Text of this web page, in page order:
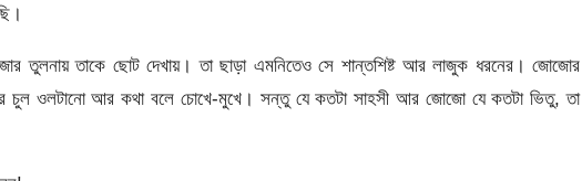
তুলনায় তাকে ছোট দেখায়। তা ছাড়া এমনিতেও সে শান্তশিষ্ট আর লাজুক ধরনের। জোজোর
চুল ওলটানো আর কথা বলে চোখে-মুখে। সন্তু যে কতটা সাহসী আর জোজো যে কতটা ভিতু, তা